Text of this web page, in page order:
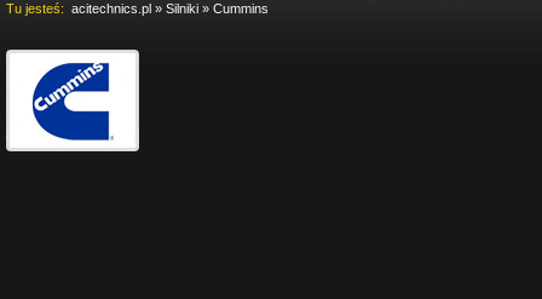
Tu jesteś: acitechnics.pl » Silniki » Cummins